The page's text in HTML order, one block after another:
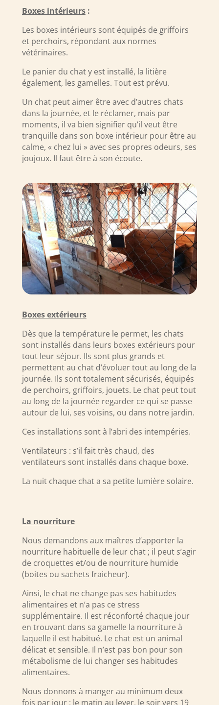
Boxes intérieurs:
Les boxes intérieurs sont équipés de griffoirs
et perchoirs, répondant aux normes
vétérinaires.
Le panier du chat y est installé, la litière
également, les gamelles. Tout est prévu.
Un chat peut aimer être avec d’autres chats
dans la journée, et le réclamer, mais par
moments, il va bien signifier qu’il veut être
tranquille dans son boxe intérieur pour être au
calme, « chez lui » avec ses propres odeurs, ses
joujoux. Il faut être à son écoute.
Boxes extérieurs
Dès que la température le permet, les chats
sont installés dans leurs boxes extérieurs pour
tout leur séjour. Ils sont plus grands et
permettent au chat d’évoluer tout au long de la
journée. Ils sont totalement sécurisés, équipés
de perchoirs, griffoirs, jouets. Le chat peut tout
au long de la journée regarder ce qui se passe
autour de lui, ses voisins, ou dans notre jardin.
Ces installations sont à l’abri des intempéries.
Ventilateurs : s’il fait très chaud, des
ventilateurs sont installés dans chaque boxe.
La nuit chaque chat a sa petite lumière solaire.
La nourriture
Nous demandons aux maîtres d’apporter la
nourriture habituelle de leur chat ; il peut s’agir
de croquettes et/ou de nourriture humide
(boites ou sachets fraicheur).
Ainsi, le chat ne change pas ses habitudes
alimentaires et n’a pas ce stress
supplémentaire. Il est réconforté chaque jour
en trouvant dans sa gamelle la nourriture à
laquelle il est habitué. Le chat est un animal
délicat et sensible. Il n’est pas bon pour son
métabolisme de lui changer ses habitudes
alimentaires.
Nous donnons à manger au minimum deux
fois par jour : le matin au lever, le soir vers 19